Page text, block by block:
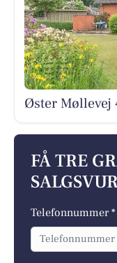
Øster Møllevej
FÅ TRE
Telefonnummer *